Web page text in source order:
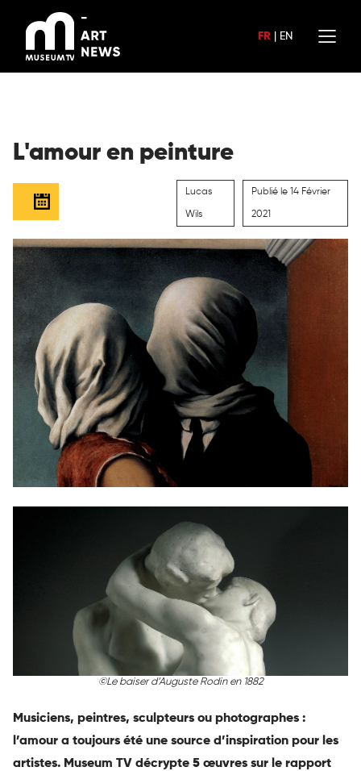
contenu
FR EN
L'amour en peinture
Lucas
Wils
Publié le 14 Février
2021
©Le baiser d’Auguste Rodin en 1882
Musiciens, peintres, sculpteurs ou photographes :
l’amour a toujours été une source d’inspiration pour les
artistes. Museum TV décrypte 5 œuvres sur le rapport